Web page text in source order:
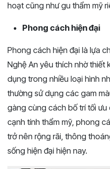
hoạt cũng như gu thẩm mỹ
Phong cách hiện đại
Phong cách hiện đại là lựa
Nghệ An yêu thích nhờ thiết
dụng trong nhiều loại hình
thường sử dụng các gam
gàng cùng cách bố trí tối
cạnh tính thẩm mỹ, phong
trở nên rộng rãi, thông
sống hiện đại hiện nay.